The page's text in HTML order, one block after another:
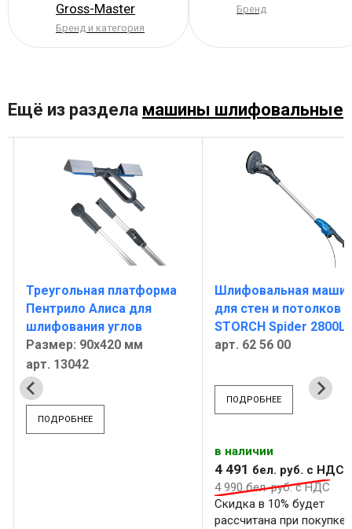
Gross-Master
Бренд и категория
Бренд
Ещё из раздела машины шлифовальные
Треугольная платформа
Пентрило Алиса для
шлифования углов
Размер: 90х420 мм
арт. 13042
ПОДРОБНЕЕ
Шлифовальная
для стен и потолков
STORCH Spider 2800L
арт. 62 56 00
ПОДРОБНЕЕ
в наличии
4 491 бел. руб. с НДС
4 990бел. руб. с НДС
Скидка в 10% будет
рассчитана при покупке